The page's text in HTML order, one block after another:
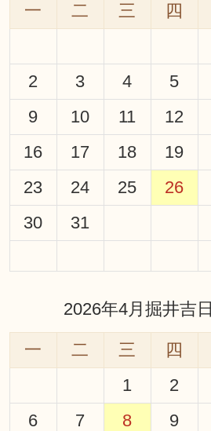
一 二 三 四
2
3 4 5
9
10 11 12
16
17 18 19
23
24 25 26
30
31
2026年4月掘井吉日
一 二 三 四
1
2
6
7 8 9